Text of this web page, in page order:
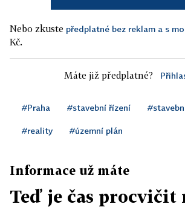
Nebo zkuste předplatné bez reklam a s
Kč.
Máte již předplatné?
#Praha #stavební řízení
#reality #územní plán
Informace už máte
Teď je čas procvičit